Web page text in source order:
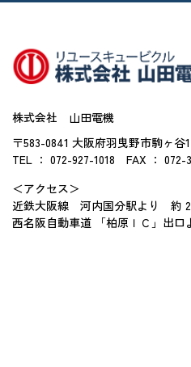
株式会社 山田電機
〒583-0841 大阪府羽曳野市駒ヶ谷
TEL ： 072-927-1018 FAX ： 072-
＜アクセス＞
近鉄大阪線 河内国分駅より 約
西名阪自動車道 「柏原ＩＣ」出